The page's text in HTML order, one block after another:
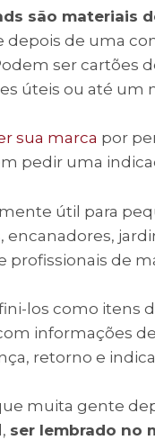
são materiais
depois de uma
ser cartões
úteis ou até um
sua marca por
pedir uma
útil para
profissionais de
los como itens
informações
retorno e
muita gente
ser lembrado no